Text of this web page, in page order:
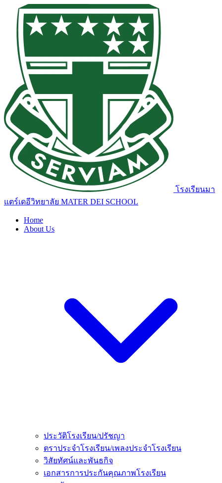
โรงเรียนมา
แตร์เดอีวิทยาลัย MATER DEI SCHOOL
Home
About Us
ประวัติโรงเรียน/ปรัชญา
ตราประจำโรงเรียน/เพลงประจำโรงเรียน
วิสัยทัศน์และพันธกิจ
เอกสารการประกันคุณภาพโรงเรียน